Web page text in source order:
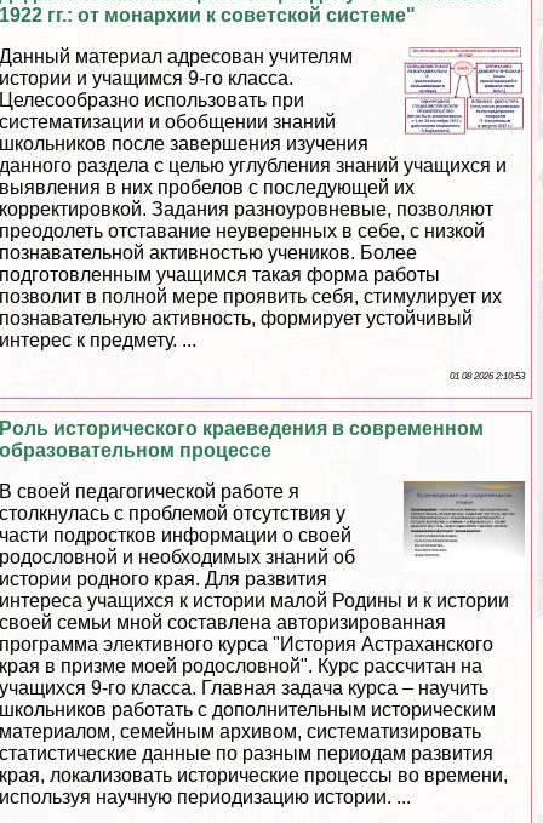
1922 гг.: от монархии к советской системе"
Данный материал адресован учителям
истории и учащимся 9-го класса.
Целесообразно использовать при
систематизации и обобщении знаний
школьников после завершения изучения
данного раздела с целью углубления знаний учащихся и
выявления в них пробелов с последующей их
корректировкой. Задания разноуровневые, позволяют
преодолеть отставание неуверенных в себе, с низкой
познавательной активностью учеников. Более
подготовленным учащимся такая форма работы
позволит в полной мере проявить себя, стимулирует их
познавательную активность, формирует устойчивый
интерес к предмету. ...
01 08 2026 2:10:53
Роль исторического краеведения в современном
образовательном процессе
В своей педагогической работе я
столкнулась с проблемой отсутствия у
части подростков информации о своей
родословной и необходимых знаний об
истории родного края. Для развития
интереса учащихся к истории малой Родины и к истории
своей семьи мной составлена авторизированная
программа элективного курса "История Астpaxaнского
края в призме моей родословной". Курс рассчитан на
учащихся 9-го класса. Главная задача курса – научить
школьников работать с дополнительным историческим
материалом, семейным архивом, систематизировать
статистические данные по разным периодам развития
края, локализовать исторические процессы во времени,
используя научную периодизацию истории. ...